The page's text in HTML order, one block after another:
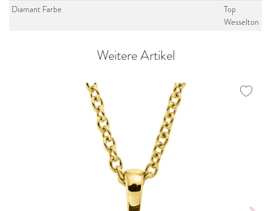
Diamant Farbe
Top
Wesselton
Weitere Artikel